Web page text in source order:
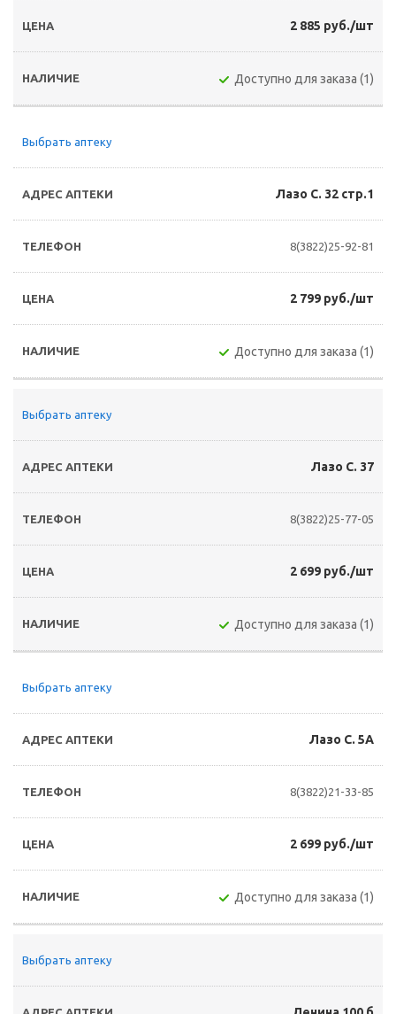
2 885 руб./шт
Доступно для заказа (1)
Выбрать аптеку
Лазо С. 32 стр.1
8(3822)25-92-81
2 799 руб./шт
Доступно для заказа (1)
Выбрать аптеку
Лазо С. 37
8(3822)25-77-05
2 699 руб./шт
Доступно для заказа (1)
Выбрать аптеку
Лазо С. 5А
8(3822)21-33-85
2 699 руб./шт
Доступно для заказа (1)
Выбрать аптеку